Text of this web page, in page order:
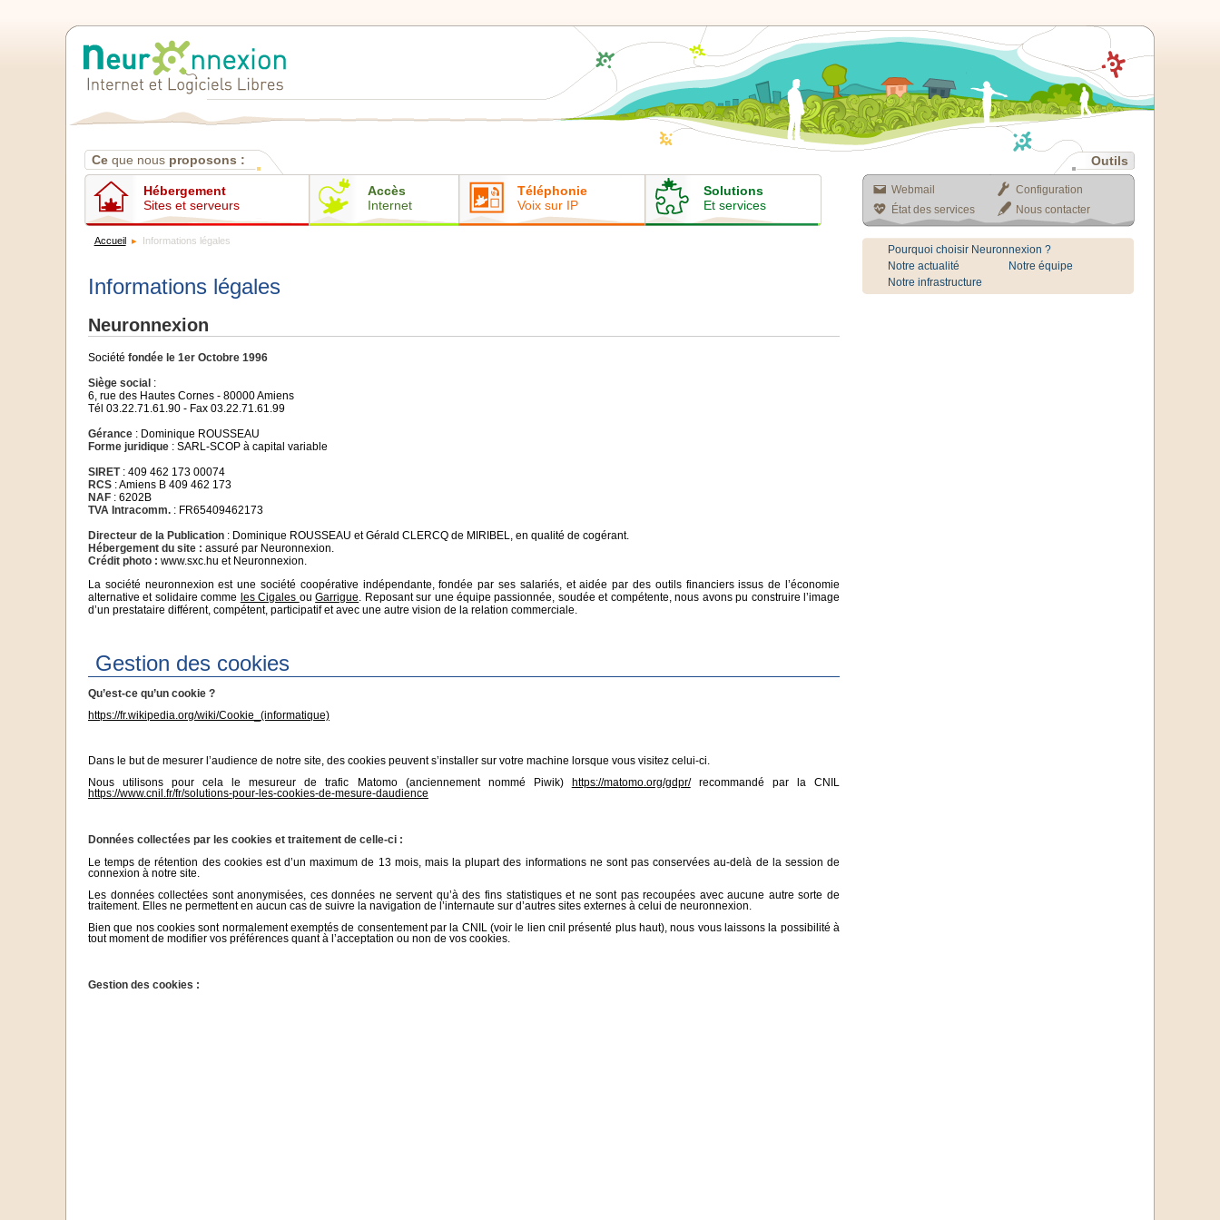
Ce que nous proposons :
Hébergement
Sites et serveurs
Accès
Internet
Téléphonie
Voix sur IP
Solutions
Et services
Outils
Webmail
Configuration
État des services
Nous contacter
Pourquoi choisir Neuronnexion ?
Notre actualité
Notre équipe
Notre infrastructure
Accueil Informations légales
Informations légales
Neuronnexion
Société fondée le 1er Octobre 1996
Siège social :
6, rue des Hautes Cornes - 80000 Amiens
Tél 03.22.71.61.90 - Fax 03.22.71.61.99
Gérance : Dominique ROUSSEAU
Forme juridique : SARL-SCOP à capital variable
SIRET: 409 462 173 00074
RCS : Amiens B 409 462 173
NAF : 6202B
TVA Intracomm. : FR65409462173
Directeur de la Publication : Dominique ROUSSEAU et Gérald CLERCQ de MIRIBEL, en qualité de cogérant.
Hébergement du site : assuré par Neuronnexion.
Crédit photo : www.sxc.hu et Neuronnexion.
La société neuronnexion est une société coopérative indépendante, fondée par ses salariés, et aidée par des outils financiers issus de l’économie
alternative et solidaire comme les Cigales ouGarrigue. Reposant sur une équipe passionnée, soudée et compétente, nous avons pu construire l’image
d’un prestataire différent, compétent, participatif et avec une autre vision de la relation commerciale.
Gestion des cookies
Qu’est-ce qu’un cookie ?
https://fr.wikipedia.org/wiki/Cookie_(informatique)
Dans le but de mesurer l’audience de notre site, des cookies peuvent s’installer sur votre machine lorsque vous visitez celui-ci.
Nous utilisons pour cela le mesureur de trafic Matomo (anciennement nommé Piwik) https://matomo.org/gdpr/recommandé par la CNIL
https://www.cnil.fr/fr/solutions-pour-les-cookies-de-mesure-daudience
Données collectées par les cookies et traitement de celle-ci :
Le temps de rétention des cookies est d’un maximum de 13 mois, mais la plupart des informations ne sont pas conservées au-delà de la session de
connexion à notre site.
Les données collectées sont anonymisées, ces données ne servent qu’à des fins statistiques et ne sont pas recoupées avec aucune autre sorte de
traitement. Elles ne permettent en aucun cas de suivre la navigation de l’internaute sur d’autres sites externes à celui de neuronnexion.
Bien que nos cookies sont normalement exemptés de consentement par la CNIL (voir le lien cnil présenté plus haut), nous vous laissons la possibilité à
tout moment de modifier vos préférences quant à l’acceptation ou non de vos cookies.
Gestion des cookies :